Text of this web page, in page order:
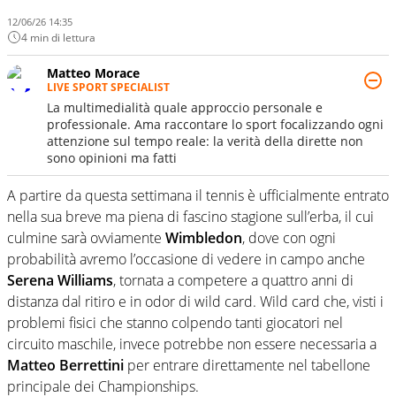
12/06/26 14:35
4 min di lettura
Matteo Morace
LIVE SPORT SPECIALIST
La multimedialità quale approccio personale e
professionale. Ama raccontare lo sport focalizzando ogni
attenzione sul tempo reale: la verità della dirette non
sono opinioni ma fatti
A partire da questa settimana il tennis è ufficialmente entrato
nella sua breve ma piena di fascino stagione sull’erba, il cui
culmine sarà ovviamente Wimbledon, dove con ogni
probabilità avremo l’occasione di vedere in campo anche
Serena Williams, tornata a competere a quattro anni di
distanza dal ritiro e in odor di wild card. Wild card che, visti i
problemi fisici che stanno colpendo tanti giocatori nel
circuito maschile, invece potrebbe non essere necessaria a
Matteo Berrettini per entrare direttamente nel tabellone
principale dei Championships.